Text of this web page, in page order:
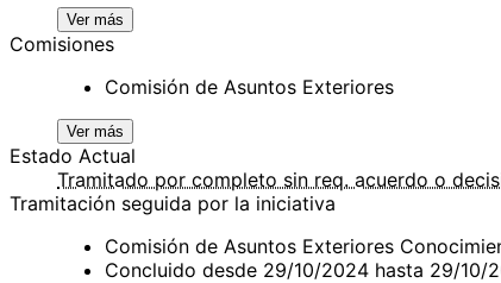
Ver más
Comisiones
Comisión de Asuntos Exteriores
Ver más
Estado Actual
Tramitado por completo sin req. acuerdo o
Tramitación seguida por la iniciativa
Comisión de Asuntos Exteriores
Concluido desde 29/10/2024 hasta 29/10/